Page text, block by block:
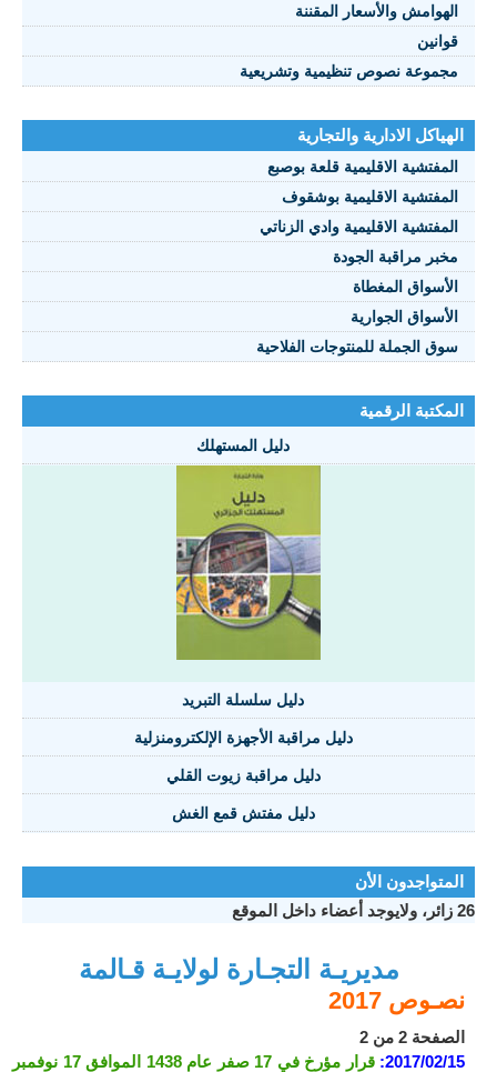
الهوامش والأسعار المقننة
قوانين
مجموعة نصوص تنظيمية وتشريعية
الهياكل الادارية والتجارية
المفتشية الاقليمية قلعة بوصبع
المفتشية الاقليمية بوشقوف
المفتشية الاقليمية وادي الزناتي
مخبر مراقبة الجودة
الأسواق المغطاة
الأسواق الجوارية
سوق الجملة للمنتوجات الفلاحية
المكتبة الرقمية
دليل المستهلك
دليل سلسلة التبريد
دليل مراقبة الأجهزة الإلكترومنزلية
دليل مراقبة زيوت القلي
دليل مفتش قمع الغش
المتواجدون الأن
26 زائر، ولايوجد أعضاء داخل الموقع
مديريـة التجـارة لولايـة قـالمة
نصـوص 2017
الصفحة 2 من 2
2017/02/15:
قرار مؤرخ في 17 صفر عام 1438 الموافق 17 نوفمبر